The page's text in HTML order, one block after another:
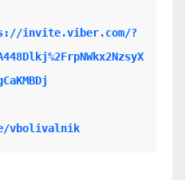
invite.viber.com/?
vbolivalnik